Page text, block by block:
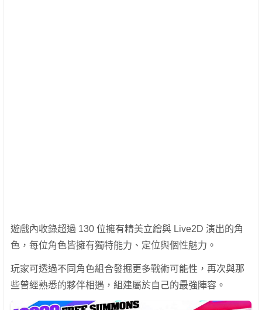
遊戲內收錄超過 130 位擁有精美立繪與 Live2D 演出的角
色，每位角色皆擁有獨特能力、定位與個性魅力。
玩家可透過不同角色組合發掘更多戰術可能性，再次與那
些曾經熟悉的夥伴相遇，組建屬於自己的最強陣容。